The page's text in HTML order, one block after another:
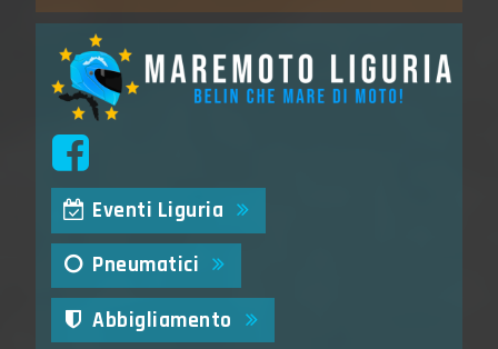
Eventi Liguria
Pneumatici
Abbigliamento